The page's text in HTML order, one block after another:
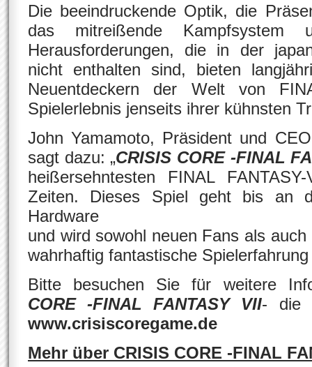
Die beeindruckende Optik, die
das mitreißende Kampfsystem
Herausforderungen, die in der
nicht enthalten sind, bieten
Neuentdeckern der Welt von
Spielerlebnis jenseits ihrer kühnsten
John Yamamoto, Präsident und
sagt dazu: „CRISIS CORE -FINAL
heißersehntesten FINAL
Zeiten. Dieses Spiel geht bis an
Hardware
und wird sowohl neuen Fans als
wahrhaftig fantastische Spielerfahrung
Bitte besuchen Sie für weitere
CORE -FINAL FANTASY VII- die
www.crisiscoregame.de
Mehr über CRISIS CORE -FINAL